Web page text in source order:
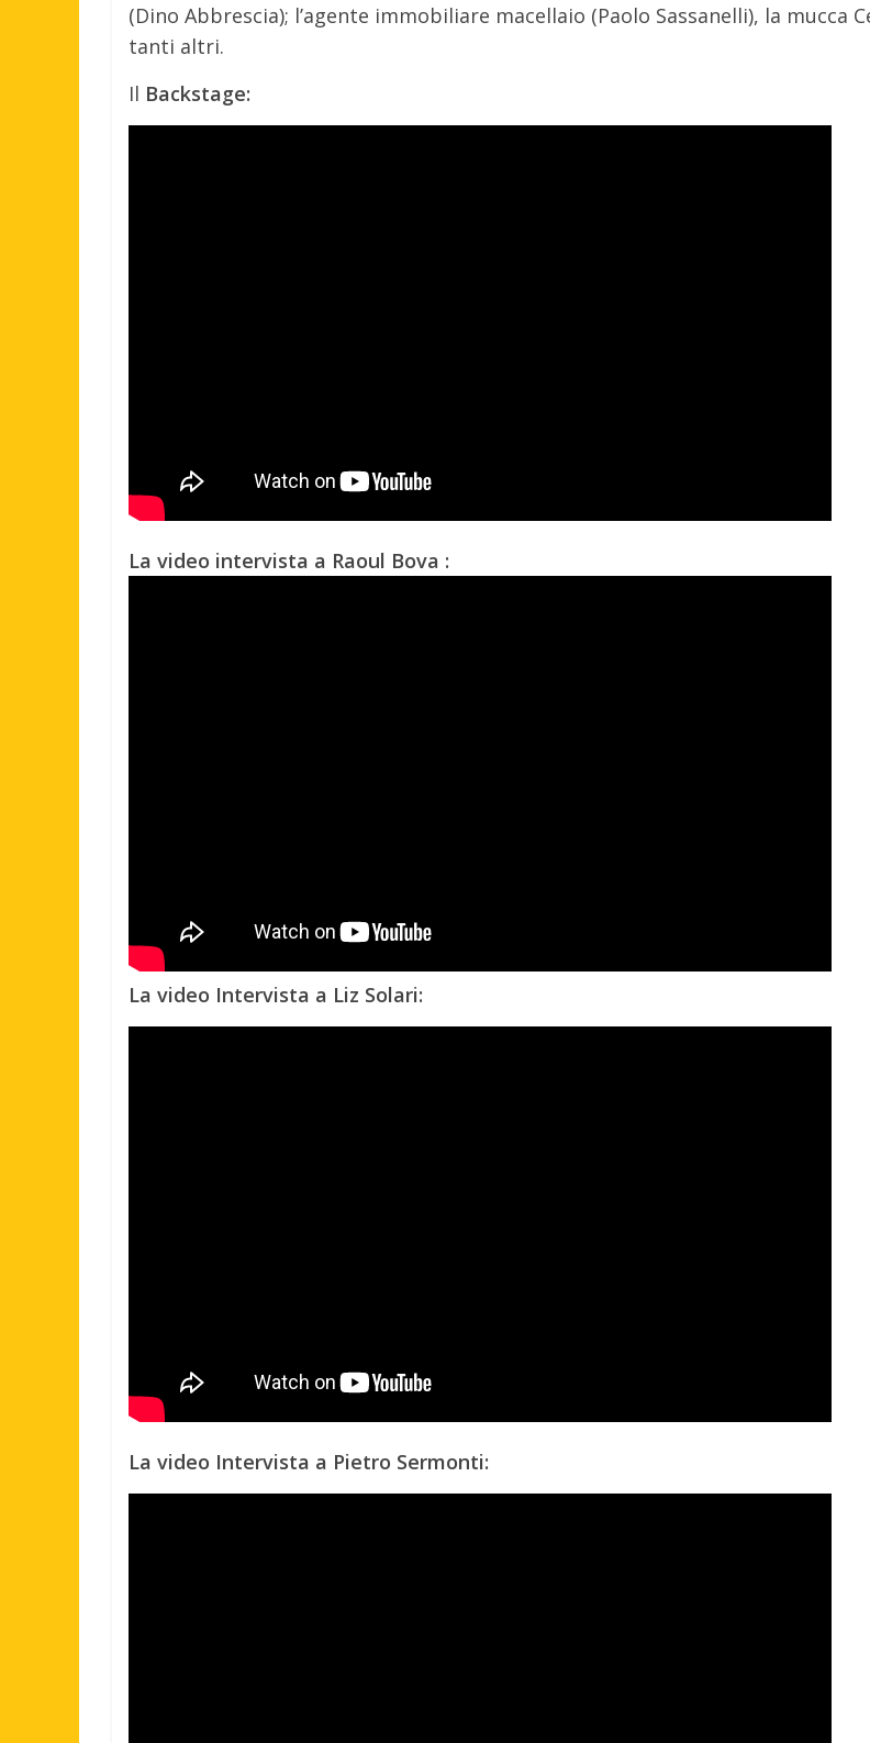
(Dino Abbrescia); l’agente immobiliare macellaio (Paolo Sassanelli), la mucca
tanti altri.
Il Backstage:
La video intervista a Raoul Bova :
La video Intervista a Liz Solari:
La video Intervista a Pietro Sermonti: